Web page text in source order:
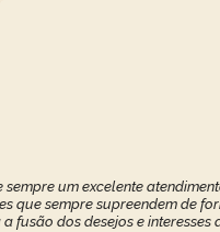
sempre um excelente
que sempre supreendem de
fusão dos desejos e